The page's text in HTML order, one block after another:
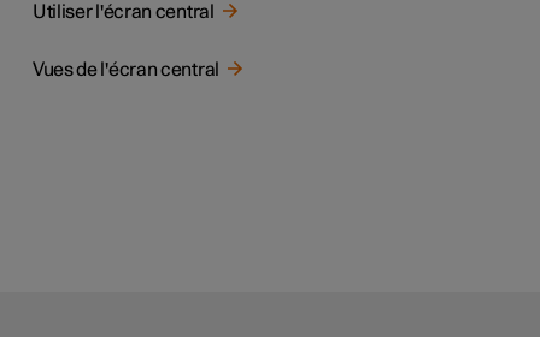
Utiliser l'écran central
Vues de l'écran central